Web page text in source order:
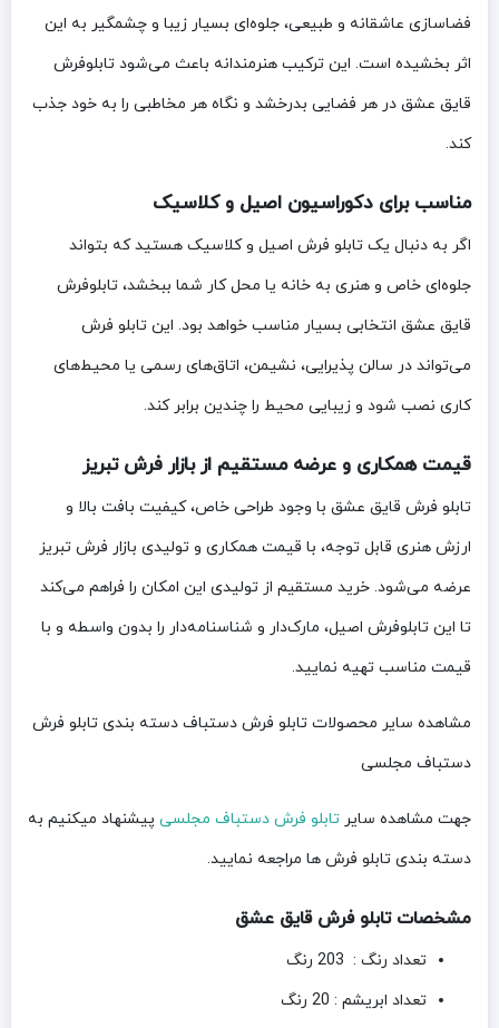
فضاسازی عاشقانه و طبیعی، جلوه‌ای بسیار زیبا و چشمگیر به این
اثر بخشیده است. این ترکیب هنرمندانه باعث می‌شود تابلوفرش
قایق عشق در هر فضایی بدرخشد و نگاه هر مخاطبی را به خود جذب
کند.
مناسب برای دکوراسیون اصیل و کلاسیک
اگر به دنبال یک تابلو فرش اصیل و کلاسیک هستید که بتواند
جلوه‌ای خاص و هنری به خانه یا محل کار شما ببخشد، تابلوفرش
قایق عشق انتخابی بسیار مناسب خواهد بود. این تابلو فرش
می‌تواند در سالن پذیرایی، نشیمن، اتاق‌های رسمی یا محیط‌های
کاری نصب شود و زیبایی محیط را چندین برابر کند.
قیمت همکاری و عرضه مستقیم از بازار فرش تبریز
تابلو فرش قایق عشق با وجود طراحی خاص، کیفیت بافت بالا و
ارزش هنری قابل توجه، با قیمت همکاری و تولیدی بازار فرش تبریز
عرضه می‌شود. خرید مستقیم از تولیدی این امکان را فراهم می‌کند
تا این تابلوفرش اصیل، مارک‌دار و شناسنامه‌دار را بدون واسطه و با
قیمت مناسب تهیه نمایید.
مشاهده سایر محصولات تابلو فرش دستباف دسته بندی تابلو فرش
دستباف مجلسی
جهت مشاهده سایر تابلو فرش دستباف مجلسی پیشنهاد میکنیم به
دسته بندی تابلو فرش ها مراجعه نمایید.
مشخصات تابلو فرش قایق عشق
تعداد رنگ : 203 رنگ
تعداد ابریشم : 20 رنگ